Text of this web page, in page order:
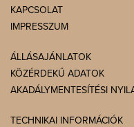
KAPCSOLAT
IMPRESSZUM
ÁLLÁSAJÁNLATOK
KÖZÉRDEKŰ ADATOK
AKADÁLYMENTESÍTÉSI
TECHNIKAI INFORMÁCIÓK